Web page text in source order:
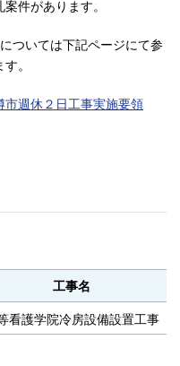
件があります。
ついては下記ページにて参
。
市週休２日工事実施要領
工事名
看護学院冷房設備設置工事